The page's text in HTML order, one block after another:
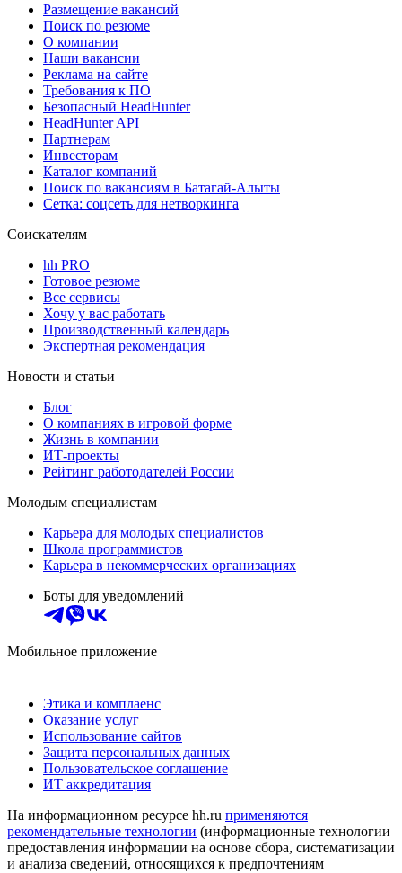
Размещение вакансий
Поиск по резюме
О компании
Наши вакансии
Реклама на сайте
Требования к ПО
Безопасный HeadHunter
HeadHunter API
Партнерам
Инвесторам
Каталог компаний
Поиск по вакансиям в Батагай-Алыты
Сетка: соцсеть для нетворкинга
Соискателям
hh PRO
Готовое резюме
Все сервисы
Хочу у вас работать
Производственный календарь
Экспертная рекомендация
Новости и статьи
Блог
О компаниях в игровой форме
Жизнь в компании
ИТ-проекты
Рейтинг работодателей России
Молодым специалистам
Карьера для молодых специалистов
Школа программистов
Карьера в некоммерческих организациях
Боты для уведомлений
Мобильное приложение
Этика и комплаенс
Оказание услуг
Использование сайтов
Защита персональных данных
Пользовательское соглашение
ИТ аккредитация
На информационном ресурсе hh.ru применяются
рекомендательные технологии (информационные технологии
предоставления информации на основе сбора, систематизации
и анализа сведений, относящихся к предпочтениям